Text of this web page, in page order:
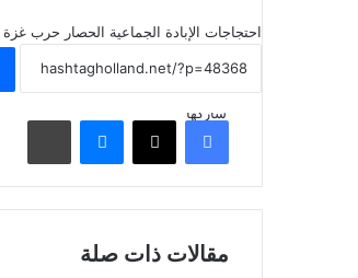
احتجاجات الإبادة الجماعية الحصار حرب غزة
شاركهافيسبوك ‫X ماسنجر مشاركة عبر البريد
مقالات ذات صلة